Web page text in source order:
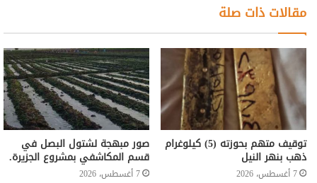
مقالات ذات صلة
توقيف متهم بحوزته (5) كيلوغرام
ذهب بنهر النيل
7 أغسطس، 2026
صور مبهجة لشتول البصل في
قسم المكاشفي بمشروع الجزيرة.
7 أغسطس، 2026